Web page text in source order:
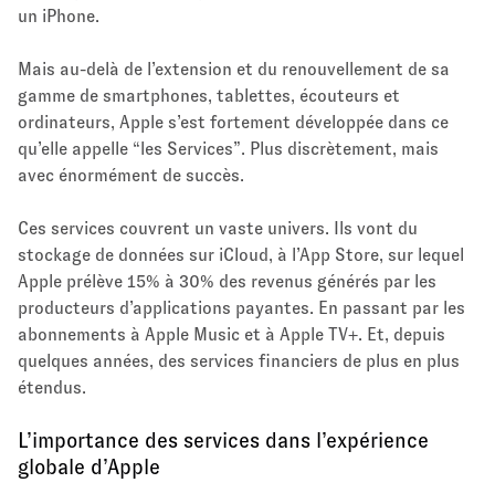
un iPhone.
Mais au-delà de l’extension et du renouvellement de sa
gamme de smartphones, tablettes, écouteurs et
ordinateurs, Apple s’est fortement développée dans ce
qu’elle appelle “les Services”. Plus discrètement, mais
avec énormément de succès.
Ces services couvrent un vaste univers. Ils vont du
stockage de données sur iCloud, à l’App Store, sur lequel
Apple prélève 15% à 30% des revenus générés par les
producteurs d’applications payantes. En passant par les
abonnements à Apple Music et à Apple TV+. Et, depuis
quelques années, des services financiers de plus en plus
étendus.
L’importance des services dans l’expérience
globale d’Apple